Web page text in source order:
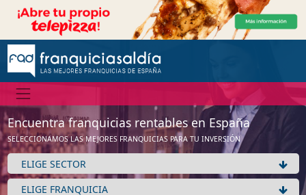
Encuentra franquicias rentables en España
SELECCIONAMOS LAS MEJORES FRANQUICIAS PARA TU INVERSIÓN